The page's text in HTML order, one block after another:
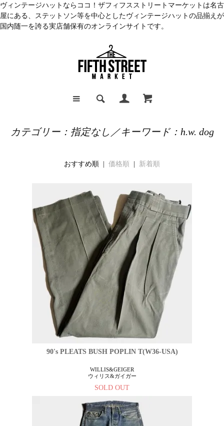
ヴィンテージハットならココ！ザフィフスストリートマーケットは名古
屋にある、ステットソン等を中心としたヴィンテージハットの品揃えが
国内随一を誇る実店舗保有のオンラインサイトです。
カテゴリー：指定なし／キーワード：h.w. dog
おすすめ順 | 価格順 新着順
90's PLEATS BUSH POPLIN T(W36-USA)
WILLIS&GEIGER
ウィリス&ガイガー
SOLD OUT